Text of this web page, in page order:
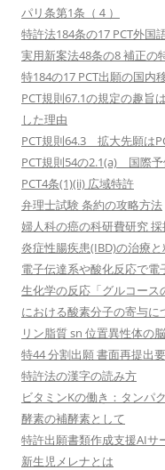
パリ条第1条（４）
特許法184条の17 PCT外国
実用新案法48条の8 補正の
特184の17 PCT出願の国内
PCT規則67.1の規定の趣旨
した理由
PCT規則64.3 拡大先願は
PCT規則54の2.1(a) 国際
PCT4条(1)(ii) 広域特許
弁理士試験 条約の攻略方法
婦人科の癌の科研費研究 採
炎症性腸疾患(IBD)の治療
電子伝達系や酸化反応で
生化学の反応「グルコー
における酸素分子の寄与に
リン脂質 sn 位置異性体の
特44 分割出願 書面再提出
特許法の漢字の読み方
ビタミンKの働き：タンパ
酵素の補酵素として
特許出願書類作成支援AIサ
新生児メレナとは